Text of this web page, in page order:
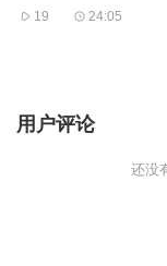
19 24:05
用户评论
还没